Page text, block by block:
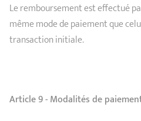
Le remboursement est effectué
même mode de paiement que
transaction initiale.
Article 9 - Modalités de